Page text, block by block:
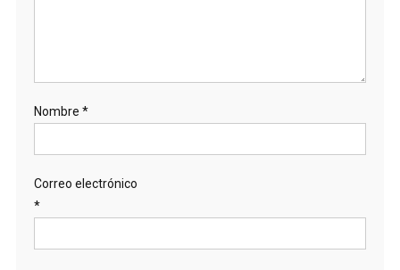
Nombre *
Correo electrónico
*